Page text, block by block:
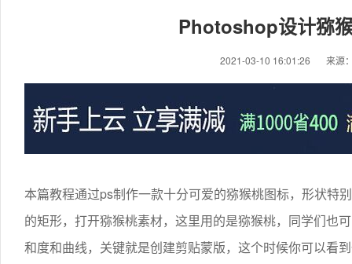
Photoshop设计猕
2021-03-10 16:01:26 来源
本篇教程通过ps制作一款十分可爱的猕猴桃图标，形状特
的矩形，打开猕猴桃素材，这里用的是猕猴桃，同学们也
和度和曲线，关键就是创建剪贴蒙版，这个时候你可以看